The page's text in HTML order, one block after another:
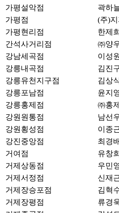
가평설악점
곽하
가평점
(주)지
가평현리점
한제희
간석사거리점
㈜양
강남세곡점
이성원
강릉내곡점
김진
강릉유천지구점
김상
강릉포남점
윤지
강릉홍제점
㈜홍제
강원원통점
남선
강원횡성점
이종
강진중앙점
최경배
거여점
유창
거제상동점
우민
거제서정점
신재
거제장승포점
김혁
거제장평점
류경